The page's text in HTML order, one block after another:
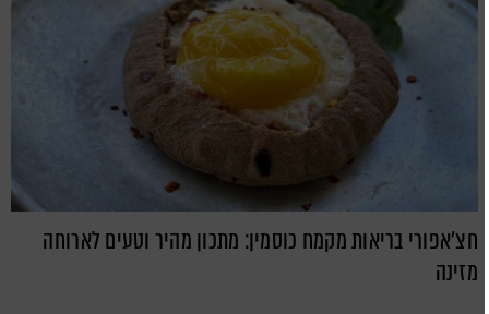
חצ'אפורי בריאות מקמח כוסמין: מתכון מהיר וטעים לארוחה
מזינה